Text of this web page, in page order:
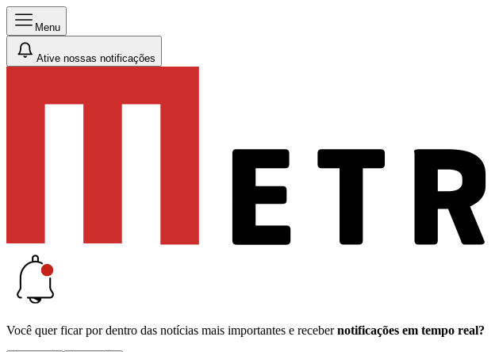
Menu
Ative nossas notificações
Você quer ficar por dentro das notícias mais importantes e receber notificações em tempo real?